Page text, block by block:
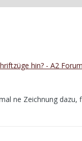
hin? - A2 Forum
ne Zeichnung dazu,